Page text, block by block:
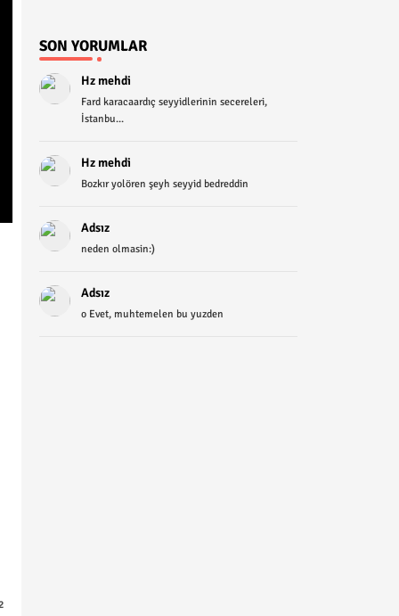
SON YORUMLAR
Hz mehdi
Fard karacaardıç seyyidlerinin secereleri,
İstanbu...
Hz mehdi
Bozkır yolören şeyh seyyid bedreddin
Adsız
neden olmasin:)
Adsız
o Evet, muhtemelen bu yuzden